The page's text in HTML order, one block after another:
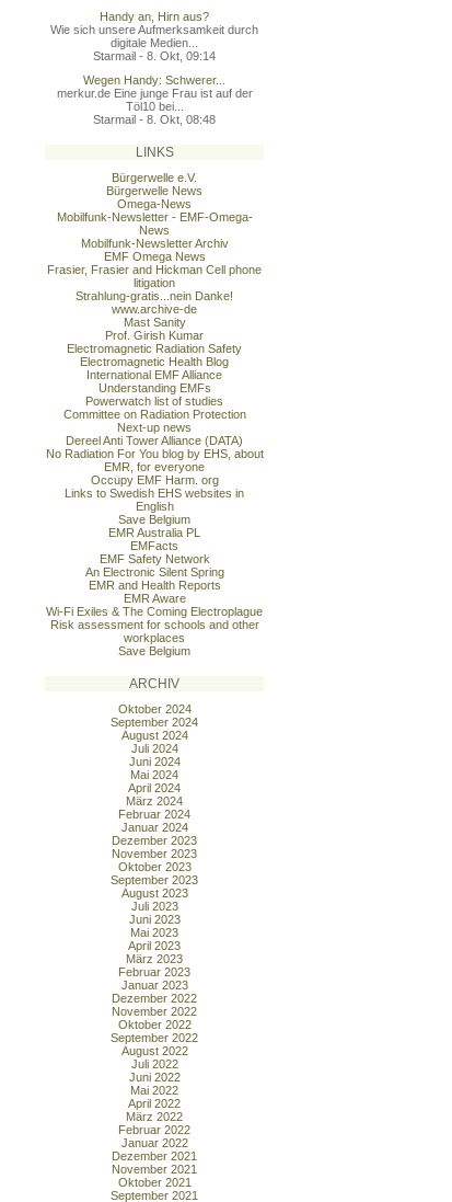
Handy an, Hirn aus?
Wie sich unsere Aufmerksamkeit durch
digitale Medien...
Starmail - 8. Okt, 09:14
Wegen Handy: Schwerer...
merkur.de Eine junge Frau ist auf der
Töl10 bei...
Starmail - 8. Okt, 08:48
LINKS
Bürgerwelle e.V.
Bürgerwelle News
Omega-News
Mobilfunk-Newsletter - EMF-Omega-
News
Mobilfunk-Newsletter Archiv
EMF Omega News
Frasier, Frasier and Hickman Cell phone
litigation
Strahlung-gratis...nein Danke!
www.archive-de
Mast Sanity
Prof. Girish Kumar
Electromagnetic Radiation Safety
Electromagnetic Health Blog
International EMF Alliance
Understanding EMFs
Powerwatch list of studies
Committee on Radiation Protection
Next-up news
Dereel Anti Tower Alliance (DATA)
No Radiation For You blog by EHS, about
EMR, for everyone
Occupy EMF Harm. org
Links to Swedish EHS websites in
English
Save Belgium
EMR Australia PL
EMFacts
EMF Safety Network
An Electronic Silent Spring
EMR and Health Reports
EMR Aware
Wi-Fi Exiles & The Coming Electroplague
Risk assessment for schools and other
workplaces
Save Belgium
ARCHIV
Oktober 2024
September 2024
August 2024
Juli 2024
Juni 2024
Mai 2024
April 2024
März 2024
Februar 2024
Januar 2024
Dezember 2023
November 2023
Oktober 2023
September 2023
August 2023
Juli 2023
Juni 2023
Mai 2023
April 2023
März 2023
Februar 2023
Januar 2023
Dezember 2022
November 2022
Oktober 2022
September 2022
August 2022
Juli 2022
Juni 2022
Mai 2022
April 2022
März 2022
Februar 2022
Januar 2022
Dezember 2021
November 2021
Oktober 2021
September 2021